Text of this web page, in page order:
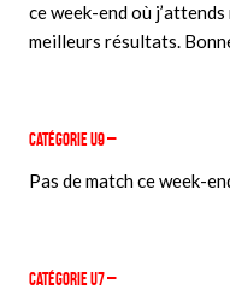
ce week-end où
meilleurs résultats.
Catégorie U9 –
Pas de match ce week-
Catégorie U7 –